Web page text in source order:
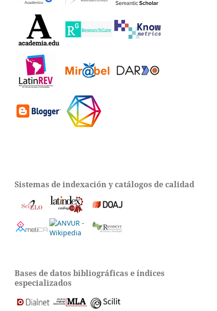
Sistemas de indexación y catálogos de calidad
Bases de datos bibliográficas e índices
especializados